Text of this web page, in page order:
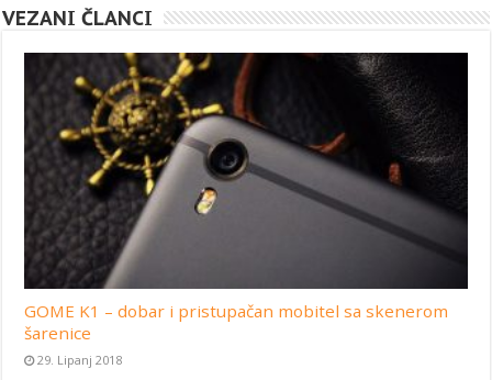
VEZANI ČLANCI
GOME K1 – dobar i pristupačan mobitel sa skenerom
šarenice
29. Lipanj 2018